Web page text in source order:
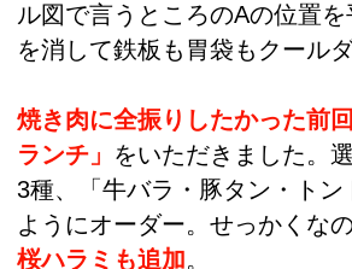
ル図で言うところのAの位置
を消して鉄板も胃袋もクールダ
焼き肉に全振りしたかった前
ランチ」 をいただきました。
3種、「牛バラ・豚タン・トン
ようにオーダー。せっかくな
桜ハラミも追加。